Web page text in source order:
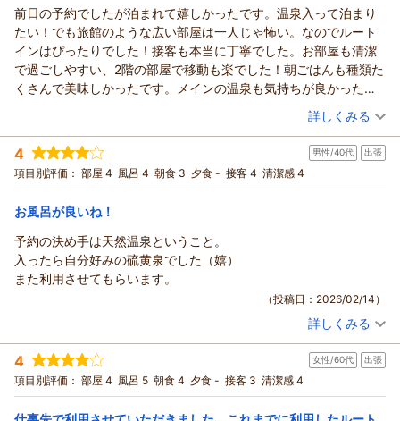
に努めさせて頂きます。
貴重なご意見を賜りまして、改めまして御礼申し上げます。
お客様のまたのお越しを、スタッフ一同、心よりお待ち申し上
げております。
（返信日：2026/02/26）
この度は当ホテルルートイン上山田温泉をご利用頂きまして、
誠に有難うございます。
当館の温泉につきまして、高い評価を賜りましたこと、大変光
栄でございます。
お客様もご存知の通りでございますが、当館の温泉は上山田温
泉地区内でも質の高い源泉を複数引いており、時間によって色
が変化する特徴がございます。
ビジネスでのご利用は勿論のこと、お客様のご提案の通り、湯
治目的のご利用も満足頂けるかと存じます。
全国のホテルルートインの中でも特に高品質の、自慢の温泉で
ございます。今後ともご愛顧頂けましたら幸いでございます。
フ一同励んで参ります。
お客様のまたのお越しを、スタッフ一同、心よりお待ち致して
おります。
（返信日：2026/02/26）
前日の予約でしたが泊まれて嬉しかったです。温泉入って泊まり
たい！でも旅館のような広い部屋は一人じゃ怖い。なのでルート
インはぴったりでした！接客も本当に丁寧でした。お部屋も清潔
で過ごしやすい、2階の部屋で移動も楽でした！朝ごはんも種類た
くさんで美味しかったです。メインの温泉も気持ちが良かったで
す、色の変化が綺麗でした。スナック街の散歩も楽しかったで
（投稿日：2026/02/17）
宿泊時期： 2026年02月宿泊 (一人旅)
投稿者： えりさん(女性/30代)
宿泊プラン： 《スタンダードプラン》★天然温泉・ご朝食サービス・無料駐
車場あり・WI-FI無料★
シングル 朝のみ
宿泊価格帯： 8,001～9,000円(大人一人あたり/税込)
ホテルルートイン上山田温泉からの返信
この度はホテルルートイン上山田温泉をご利用頂きまして、誠
にありがとうございます。
数ある施設の中より当ホテルをお選び頂き、また頂戴致しまし
当ホテルは全国のルートインの中でも珍しい、複数源泉の天然
温泉を大浴場に引き込んでおります。それぞれの源泉の流入量
により、白濁とした乳白色と無色透明の変化を繰り返しており
ます。
そのため、2度3度とご利用になられる度に、違った見た目をお
詳しくみる
4 男性/40代 出張
項目別評価： 部屋 4 風呂 4 朝食 3 夕食 - 接客 4 清潔感 4
お風呂が良いね！
予約の決め手は天然温泉ということ。
入ったら自分好みの硫黄泉でした（嬉）
また利用させてもらいます。
（投稿日：2026/02/14）
投稿者： ニーガタさん(男性/40代)
宿泊プラン： 【じゃらん限定】10日前までのご予約がお得★天然温泉・ご朝
食サービス・無料駐車場あり・WI-FI無料★
シングル 朝のみ
宿泊価格帯： 9,001～10,000円(大人一人あたり/税込)
詳しくみる
4 女性/60代 出張
項目別評価： 部屋 4 風呂 5 朝食 4 夕食 - 接客 3 清潔感 4